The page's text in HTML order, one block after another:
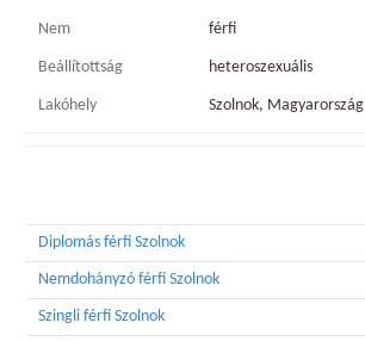
Nem férfi
Beállítottság heteroszexuális
Lakóhely Szolnok, Magyarország
Diplomás férfi Szolnok
Nemdohányzó férfi Szolnok
Szingli férfi Szolnok